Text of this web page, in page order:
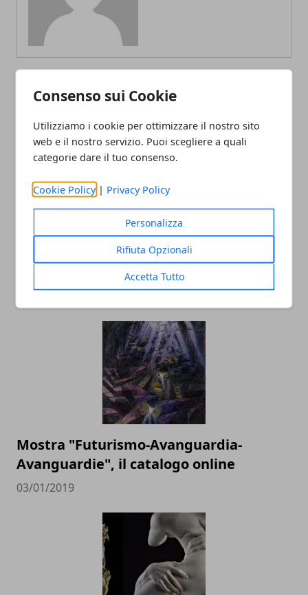
Consenso sui Cookie
Utilizziamo i cookie per ottimizzare il nostro sito
web e il nostro servizio. Puoi scegliere a quali
categorie dare il tuo consenso.
Cookie Policy | Privacy Policy
Personalizza
Rifiuta Opzionali
Accetta Tutto
ARTICOLI CORRELATI
Barcone sul Tevere a Roma: come
organizzare una festa innovativa
Mostra "Futurismo-Avanguardia-
Avanguardie", il catalogo online
03/01/2019